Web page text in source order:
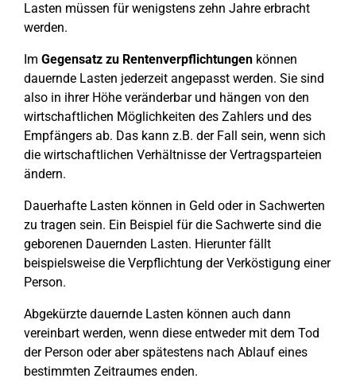
Lasten müssen für wenigstens zehn Jahre erbracht
werden.
Im Gegensatz zu Rentenverpflichtungen können
dauernde Lasten jederzeit angepasst werden. Sie sind
also in ihrer Höhe veränderbar und hängen von den
wirtschaftlichen Möglichkeiten des Zahlers und des
Empfängers ab. Das kann z.B. der Fall sein, wenn sich
die wirtschaftlichen Verhältnisse der Vertragsparteien
ändern.
Dauerhafte Lasten können in Geld oder in Sachwerten
zu tragen sein. Ein Beispiel für die Sachwerte sind die
geborenen Dauernden Lasten. Hierunter fällt
beispielsweise die Verpflichtung der Verköstigung einer
Person.
Abgekürzte dauernde Lasten können auch dann
vereinbart werden, wenn diese entweder mit dem Tod
der Person oder aber spätestens nach Ablauf eines
bestimmten Zeitraumes enden.